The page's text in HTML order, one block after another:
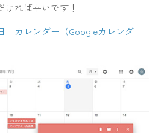
ければ幸いです！
カレンダー（Googleカレンダ